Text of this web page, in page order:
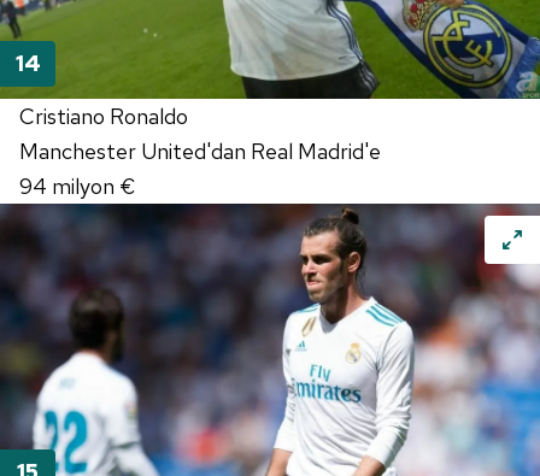
Cristiano Ronaldo
Manchester United'dan Real Madrid'e
94 milyon €